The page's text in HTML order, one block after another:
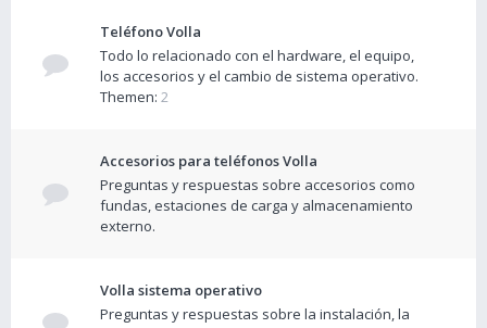
Teléfono Volla
Todo lo relacionado con el hardware, el equipo,
los accesorios y el cambio de sistema operativo.
Themen: 2
Accesorios para teléfonos Volla
Preguntas y respuestas sobre accesorios como
fundas, estaciones de carga y almacenamiento
externo.
Volla sistema operativo
Preguntas y respuestas sobre la instalación, la